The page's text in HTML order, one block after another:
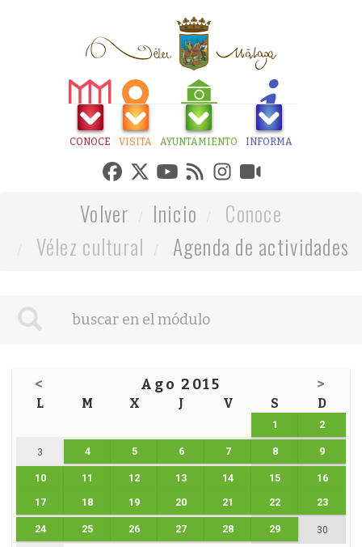
CONOCE VISITA AYUNTAMIENTO INFORMA
Volver Inicio
Conoce
Vélez cultural
Agenda de actividades
< Ago 2015 >
L M X J V S D
1 2
3 4 5 6 7 8 9
10 11 12 13 14 15 16
17 18 19 20 21 22 23
24 25 26 27 28 29 30